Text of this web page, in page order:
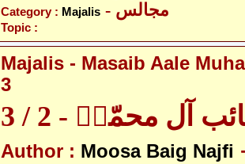
Category : Majalis - مجالس
Topic :
Majalis - Masaib Aale
3
آل محمّدؑ - 2 / 3
Author : Moosa Baig Najfi